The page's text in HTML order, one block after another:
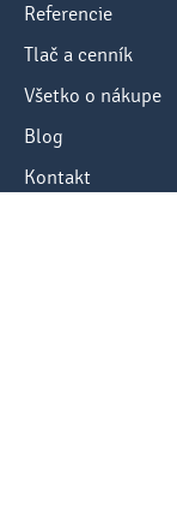
Referencie
Tlač a cenník
Všetko o nákupe
Blog
Kontakt